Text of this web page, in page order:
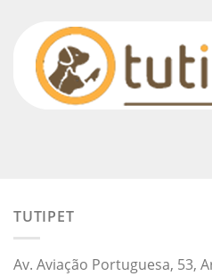
TUTIPET
Av. Aviação Portuguesa, 53,